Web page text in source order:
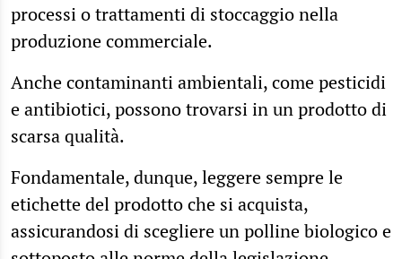
processi o trattamenti di stoccaggio nella
produzione commerciale.
Anche contaminanti ambientali, come pesticidi
e antibiotici, possono trovarsi in un prodotto di
scarsa qualità.
Fondamentale, dunque, leggere sempre le
etichette del prodotto che si acquista,
assicurandosi di scegliere un polline biologico e